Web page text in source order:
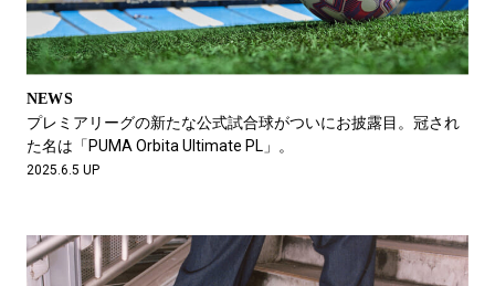
NEWS
プレミアリーグの新たな公式試合球がついにお披露目。冠され
た名は「PUMA Orbita Ultimate PL」。
2025.6.5 UP